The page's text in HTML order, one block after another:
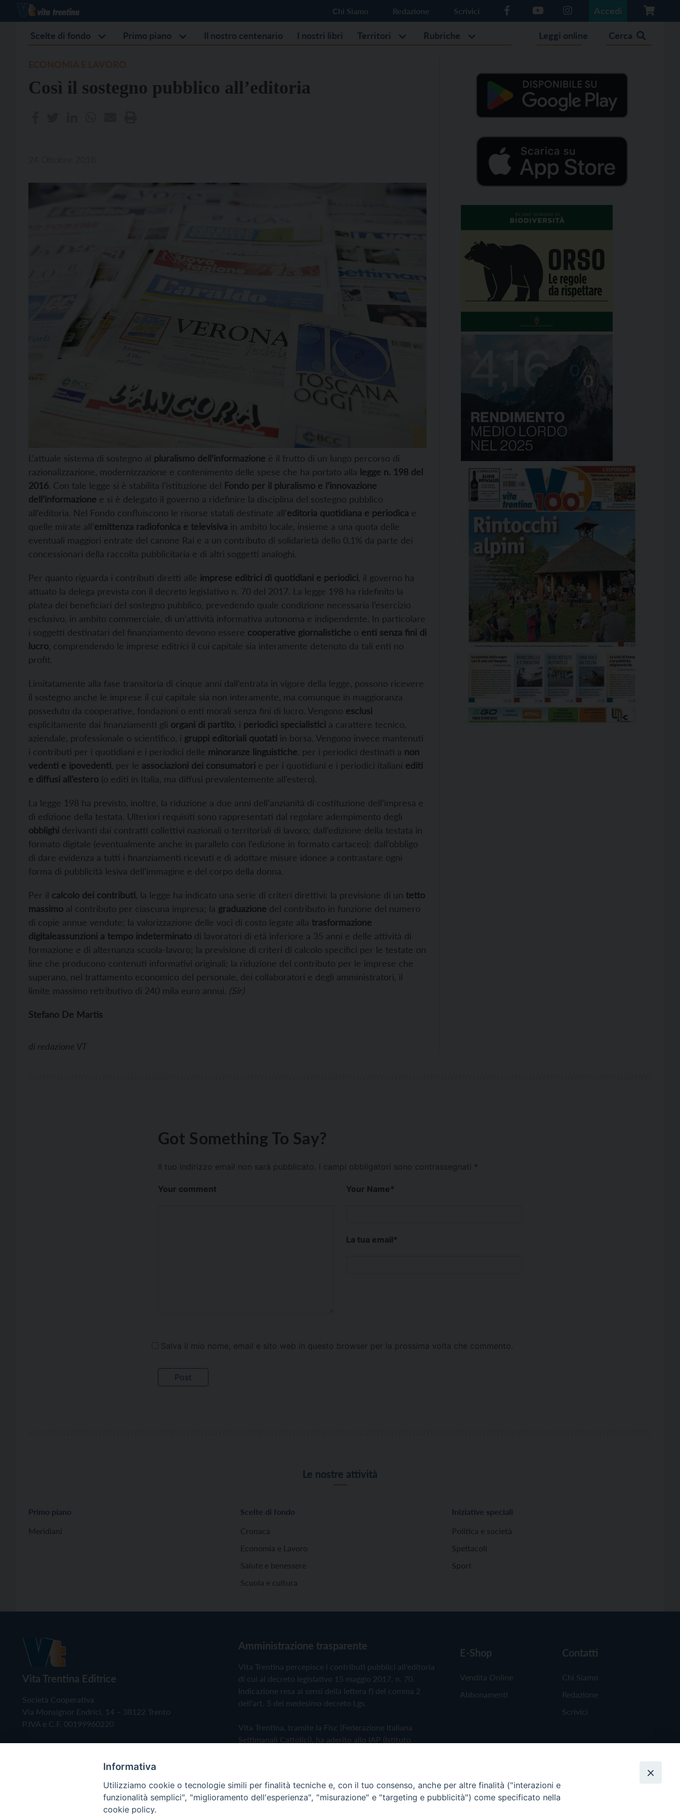
Chi Siamo Redazione Scrivici Accedi
Scelte di fondo Primo piano Il nostro centenario I nostri libri Territori Rubriche Leggi online Cerca
Così il sostegno pubblico all’editoria
L’attuale sistema di sostegno al pluralismo dell’informazione è il frutto di un lungo percorso di
razionalizzazione, modernizzazione e contenimento delle spese che ha portato alla legge n. 198 del
2016. Con tale legge si è stabilita l’istituzione del Fondo per il pluralismo e l’innovazione
dell’informazione e si è delegato il governo a ridefinire la disciplina del sostegno pubblico
all’editoria. Nel Fondo confluiscono le risorse statali destinate all’editoria quotidiana e periodica e
quelle mirate all’emittenza radiofonica e televisiva in ambito locale, insieme a una quota delle
eventuali maggiori entrate del canone Rai e a un contributo di solidarietà dello 0,1% da parte dei
concessionari della raccolta pubblicitaria e di altri soggetti analoghi.
Per quanto riguarda i contributi diretti alle imprese editrici di quotidiani e periodici, il governo ha
attuato la delega prevista con il decreto legislativo n. 70 del 2017. La legge 198 ha ridefinito la
platea dei beneficiari del sostegno pubblico, prevedendo quale condizione necessaria l’esercizio
esclusivo, in ambito commerciale, di un’attività informativa autonoma e indipendente. In particolare
i soggetti destinatari del finanziamento devono essere cooperative giornalistiche o enti senza fini di
lucro, comprendendo le imprese editrici il cui capitale sia interamente detenuto da tali enti no
profit.
Limitatamente alla fase transitoria di cinque anni dall’entrata in vigore della legge, possono ricevere
il sostegno anche le imprese il cui capitale sia non interamente, ma comunque in maggioranza
posseduto da cooperative, fondazioni o enti morali senza fini di lucro. Vengono esclusi
esplicitamente dai finanziamenti gli organi di partito, i periodici specialistici a carattere tecnico,
aziendale, professionale o scientifico, i gruppi editoriali quotati in borsa. Vengono invece mantenuti
i contributi per i quotidiani e i periodici delle minoranze linguistiche, per i periodici destinati a non
vedenti e ipovedenti, per le associazioni dei consumatori e per i quotidiani e i periodici italiani editi
e diffusi all’estero (o editi in Italia, ma diffusi prevalentemente all’estero).
La legge 198 ha previsto, inoltre, la riduzione a due anni dell’anzianità di costituzione dell’impresa e
di edizione della testata. Ulteriori requisiti sono rappresentati dal regolare adempimento degli
obblighi derivanti dai contratti collettivi nazionali o territoriali di lavoro; dall’edizione della testata in
formato digitale (eventualmente anche in parallelo con l’edizione in formato cartaceo); dall’obbligo
di dare evidenza a tutti i finanziamenti ricevuti e di adottare misure idonee a contrastare ogni
forma di pubblicità lesiva dell’immagine e del corpo della donna.
Per il calcolo dei contributi, la legge ha indicato una serie di criteri direttivi: la previsione di un tetto
massimo al contributo per ciascuna impresa; la graduazione del contributo in funzione del numero
di copie annue vendute; la valorizzazione delle voci di costo legate alla trasformazione
digitaleassunzioni a tempo indeterminato di lavoratori di età inferiore a 35 anni e delle attività di
formazione e di alternanza scuola-lavoro; la previsione di criteri di calcolo specifici per le testate on
line che producono contenuti informativi originali; la riduzione del contributo per le imprese che
superano, nel trattamento economico del personale, dei collaboratori e degli amministratori, il
limite massimo retributivo di 240 mila euro annui. (Sir)
Stefano De Martis
di redazione VT
Got Something To Say?
Il tuo indirizzo email non sarà pubblicato. I campi obbligatori sono contrassegnati *
Your comment Your Name*
La tua email*
Salva il mio nome, email e sito web in questo browser per la prossima volta che commento.
Le nostre attività
Primo piano
Meridiani
Scelte di fondo
Cronaca
Economia e Lavoro
Salute e benessere
Scuola e cultura
Iniziative speciali
Politica e società
Spettacoli
Sport
Vita Trentina Editrice
Società Cooperativa
Via Monsignor Endrici, 14 – 38122 Trento
P.IVA e C.F. 00199960220
Amministrazione trasparente
Vita Trentina percepisce i contributi pubblici all'editoria
di cui al decreto legislativo 15 maggio 2017, n. 70.
Indicazione resa ai sensi della lettera f) del comma 2
dell'art. 5 del medesimo decreto Lgs.
Vita Trentina, tramite la Fisc (Federazione Italiana
Settimanali Cattolici), ha aderito allo IAP (Istituto
Privacy Policy Cookie Policy
E-Shop
Vendita Online
Abbonamenti
Contatti
Chi Siamo
Redazione
Scrivici
Informativa
Utilizziamo cookie o tecnologie simili per finalità tecniche e, con il tuo consenso, anche per altre finalità ("interazioni e
funzionalità semplici", "miglioramento dell'esperienza", "misurazione" e "targeting e pubblicità") come specificato nella
cookie policy.